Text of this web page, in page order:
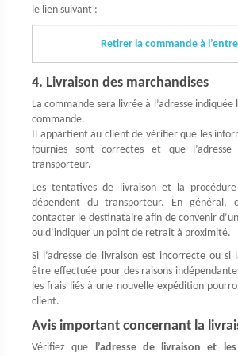
le lien suivant :
Retirer la commande à
4. Livraison des marchandises
La commande sera livrée à l’adresse indiquée
commande.
Il appartient au client de vérifier que les
fournies sont correctes et que l’adresse
transporteur.
Les tentatives de livraison et la procédure
dépendent du transporteur. En général,
contacter le destinataire afin de convenir
ou d’indiquer un point de retrait à proximité.
Si l’adresse de livraison est incorrecte ou
être effectuée pour des raisons
les frais liés à une nouvelle expédition
client.
Avis important concernant la
Vérifiez que l’adresse de livraison et